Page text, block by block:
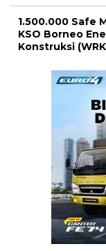
1.500.000 Safe
KSO Borneo
Konstruksi